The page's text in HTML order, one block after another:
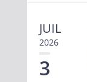
JUIL
2026
3